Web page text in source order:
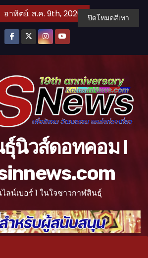
อาทิตย์. ส.ค. 9th, 2026
นิวส์ดอทคอม l
ลน์เบอร์ 1 ในใจชาวกาฬสินธุ์
ปิดโหมดสีเทา